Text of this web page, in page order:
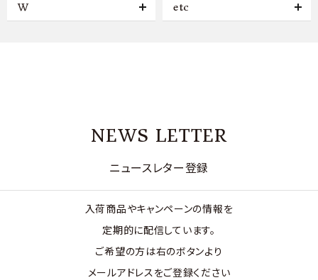
W etc
NEWS LETTER
ニュースレター登録
入荷商品やキャンペーンの情報を
定期的に配信しています。
ご希望の方は右のボタンより
メールアドレスをご登録ください